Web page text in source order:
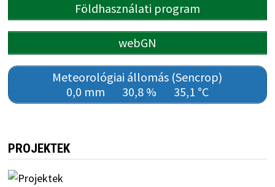
Földhasználati program
webGN
Meteorológiai állomás (Sencrop)
0,0 mm
30,8 % 35,1 °C
PROJEKTEK